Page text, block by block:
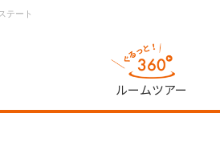
テート
ルームツアー